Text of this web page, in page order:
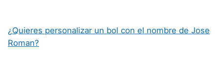
¿Quieres personalizar un bol con el nombre de Jose
Roman?